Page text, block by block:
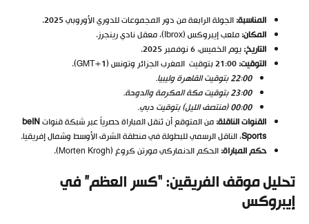
المناسبة:الجولة الرابعة من دور المجموعات للدوري الأوروبي 2025.
المكان:ملعب إيبروكس (Ibrox)، معقل نادي رينجرز.
التاريخ:يوم الخميس، 6 نوفمبر 2025.
التوقيت:
22:00 بتوقيت القاهرة وليبيا.
23:00 بتوقيت مكة المكرمة والدوحة.
00:00 (منتصف الليل) بتوقيت دبي.
القنوات الناقلة:من المتوقع أن تُنقل المباراة حصرياً عبر شبكة قنواتbeIN
Sports، الناقل الرسمي للبطولة في منطقة الشرق الأوسط وشمال إفريقيا.
حكم المباراة:الحكم الدنماركي مورتن كروغ (Morten Krogh).
تحليل موقف الفريقين: “كسر العظم” في
إيبروكس